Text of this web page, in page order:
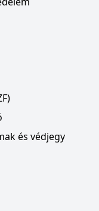
és védjegy